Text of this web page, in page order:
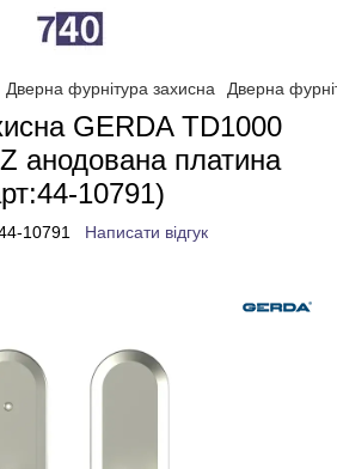
Дверна фурнітура захисна Дверна
GERDA TD1000
анодована платина
10791)
10791 Написати відгук